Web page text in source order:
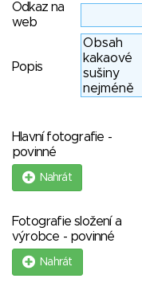
Odkaz na
web
Popis
Hlavní fotografie -
povinné
Nahrát
Fotografie složení a
výrobce - povinné
Nahrát